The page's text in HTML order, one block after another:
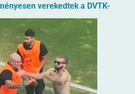
verekedtek a DVTK-